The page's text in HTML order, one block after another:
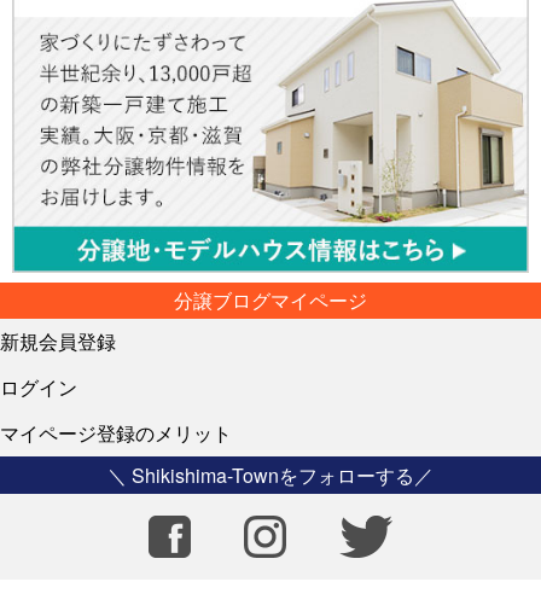
分譲ブログマイページ
新規会員登録
ログイン
マイページ登録のメリット
＼ Shikishima-Townをフォローする／